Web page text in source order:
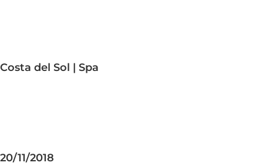
Costa del Sol | Spa
20/11/2018